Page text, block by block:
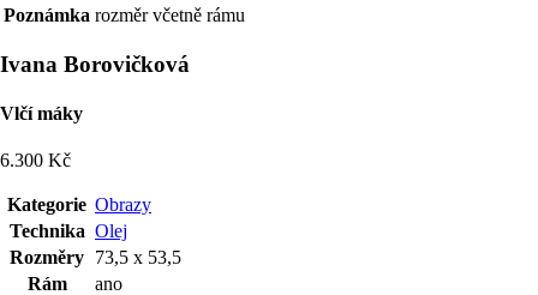
Poznámka rozměr včetně rámu
Ivana Borovičková
Vlčí máky
6.300 Kč
Kategorie Obrazy
Technika Olej
Rozměry 73,5 x 53,5
Rám
ano